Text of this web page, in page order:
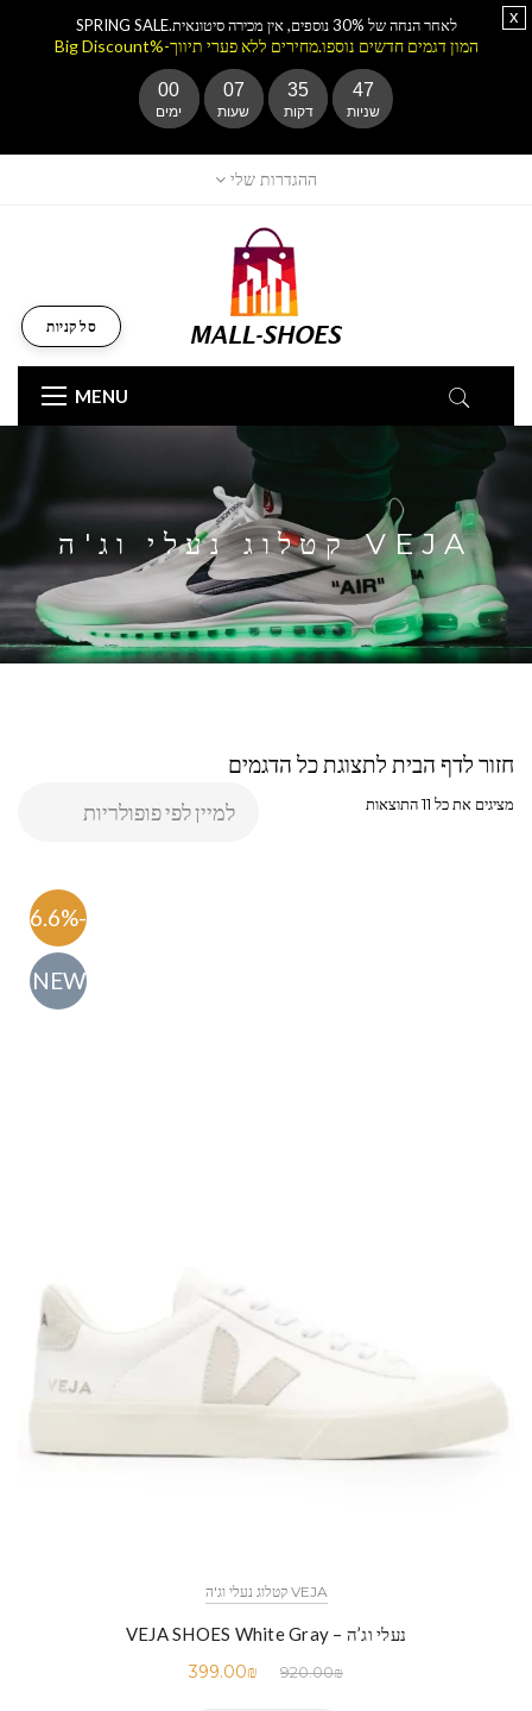
ההגדרות שלי
MENU
סל קניות
VEJA קטלוג נעלי וג'ה
חזור לדף הבית לתצוגת כל הדגמים
מציגים את כל ⁦11⁩ התוצאות
-56.6%
NEW
VEJA קטלוג נעלי וג'ה
נעלי וג’ה – VEJA SHOES White Gray
920.00₪
399.00₪
לאחר הנחה של 30% נוספים, אין מכירה סיטונאית.SPRING SALE
המון דגמים חדשים נוספו.מחירים ללא פערי תיווך-%Big Discount
00
ימים
07
שעות
35
דקות
46
שניות
x